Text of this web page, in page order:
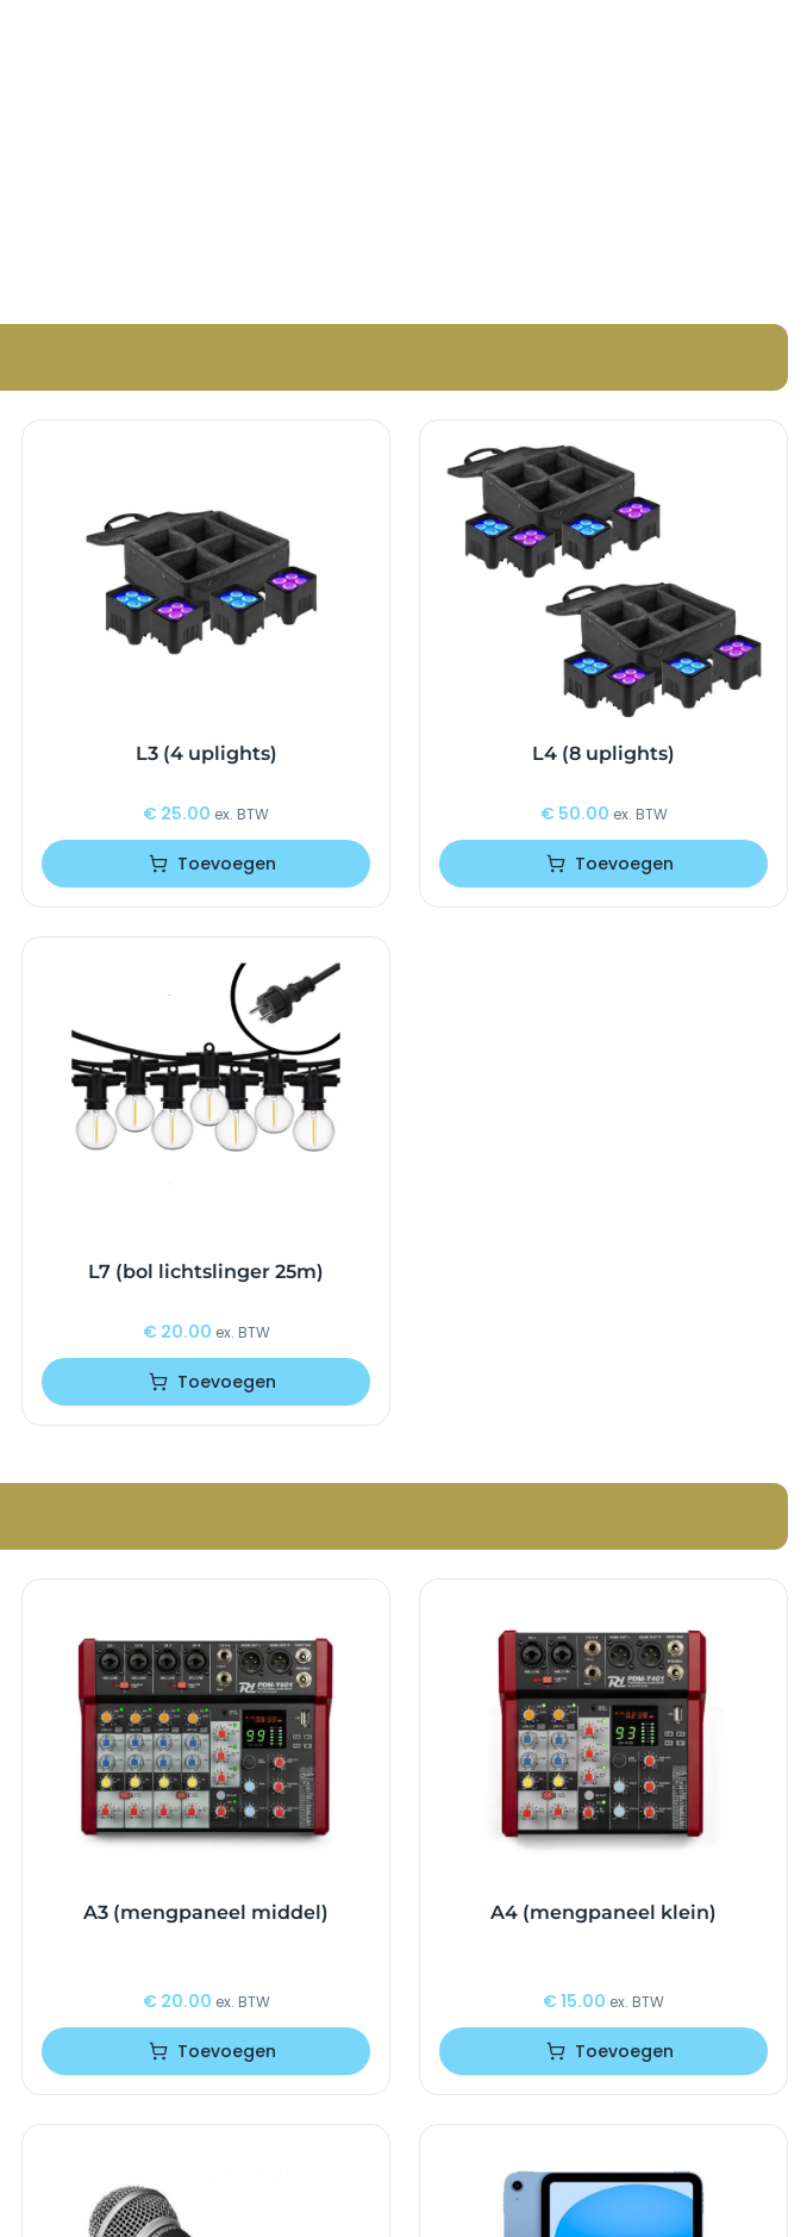
L3 (4 uplights)
€ 25.00 ex. BTW
Toevoegen
L4 (8 uplights)
€ 50.00 ex. BTW
Toevoegen
L7 (bol lichtslinger 25m)
€ 20.00 ex. BTW
Toevoegen
A3 (mengpaneel middel)
€ 20.00 ex. BTW
Toevoegen
A4 (mengpaneel klein)
€15.00 ex. BTW
Toevoegen